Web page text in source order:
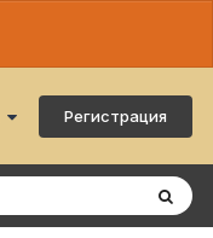
Регистрация